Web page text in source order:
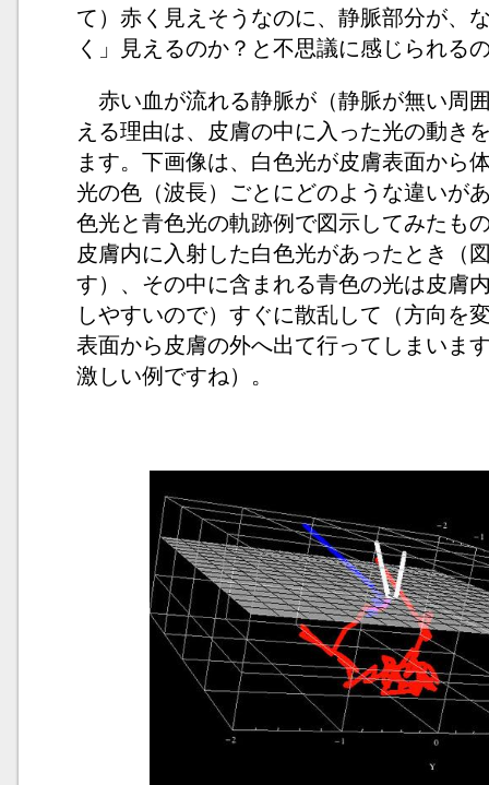
て）赤く見えそうなのに、静脈部分が、
く」見えるのか？と不思議に感じられる
赤い血が流れる静脈が（静脈が無い周
える理由は、皮膚の中に入った光の動き
ます。下画像は、白色光が皮膚表面から
光の色（波長）ごとにどのような違いが
色光と青色光の軌跡例で図示してみたも
皮膚内に入射した白色光があったとき（
す）、その中に含まれる青色の光は皮膚
しやすいので）すぐに散乱して（方向を
表面から皮膚の外へ出て行ってしまいま
激しい例ですね）。